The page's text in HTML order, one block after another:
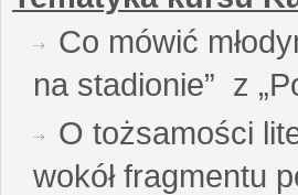
Co mówić
na stadionie” z
O tożsamości
wokół fragmentu